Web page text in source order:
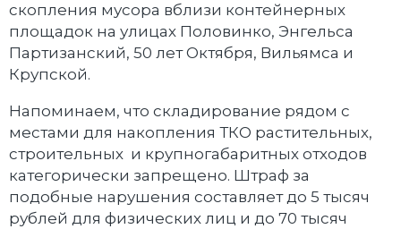
скопления мусора вблизи контейнерных
площадок на улицах Половинко, Энгельса
Партизанский, 50 лет Октября, Вильямса и
Крупской.
Напоминаем, что складирование рядом с
местами для накопления ТКО растительных,
строительных и крупногабаритных отходов
категорически запрещено. Штраф за
подобные нарушения составляет до 5 тысяч
рублей для физических лиц и до 70 тысяч